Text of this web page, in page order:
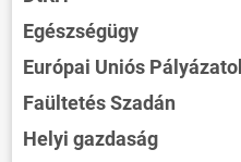
Egészségügy
Európai Uniós
Faültetés Szadán
Helyi gazdaság